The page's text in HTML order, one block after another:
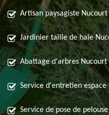
Artisan paysagiste Nucourt
Jardinier taille de haie
Abattage d'arbres Nucourt
Service d'entretien
Service de pose de